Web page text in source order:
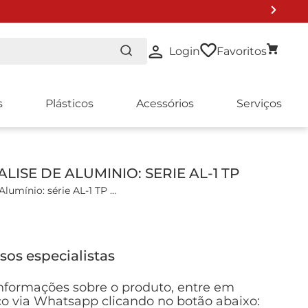
Login Favoritos
Plásticos Acessórios Serviços
DE ALUMINIO: SERIE AL-1 TP
Kit para Análise de Alumínio: série AL-1 TP
necessátio para análise: 20 mL
especialistas
sobre o produto, entre em
via Whatsapp clicando no botão abaixo: